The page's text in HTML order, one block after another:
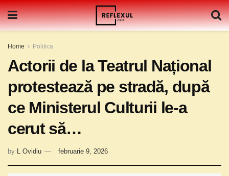
Home Politica
Actorii de la Teatrul Național
protestează pe stradă, după
ce Ministerul Culturii le-a
cerut să…
by L Ovidiu februarie 9, 2026